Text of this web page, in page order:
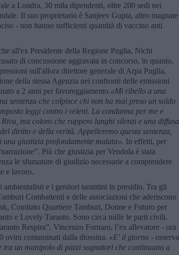
a Londra, 30 mila dipendenti, oltre 200 sedi nei
Il suo proprietario è Sanjeev Gupta, altro magnate
- non hanno sufficienti quantità di vaccino anti
all'ex Presidente della Regione Puglia, Nichi
di concussione aggravata in concorso, in quanto,
sull'allora direttore generale di Arpa Puglia,
della stessa Agenzia nei confronti delle emissioni
a 2 anni per favoreggiamento.«Mi ribello a una
sentenza che colpisce chi non ha mai preso un soldo
leggi contro i veleni. La condanna per me e
ma coloro che ruppero lunghi silenzi e una diffusa
diritto e della verità. Appelleremo questa sentenza,
una giustizia profondamente malata». In effetti, per
Più che giustizia per Vendola è stata
le sfumature di giudizio necessarie a comprendere
e lavoro.
ambientalisti e i genitori tarantini in presidio. Tra gli
Combattenti e delle associazioni che aderiscono
Comitato Quartiere Tamburi, Donne e Futuro per
e Lovely Taranto. Sono circa mille le parti civili.
Respira”, Vincenzo Fornaro, l’ex allevatore - ora
ovini contaminati dalla diossina. «E' il giorno - osserva
un manipolo di pazzi sognatori che continuano a